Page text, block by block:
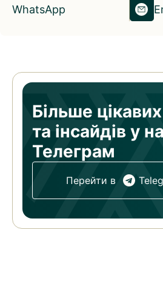
WhatsApp
Більше
та інсайдів у
Телеграм
Перейти в